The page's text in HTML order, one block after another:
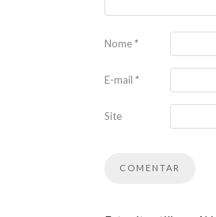
Nome*
E-mail *
Site